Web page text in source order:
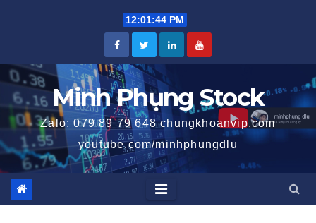
12:01:45 PM
Minh Phụng Stock
Zalo: 079 89 79 648 chungkhoanvip.com
youtube.com/minhphungdlu